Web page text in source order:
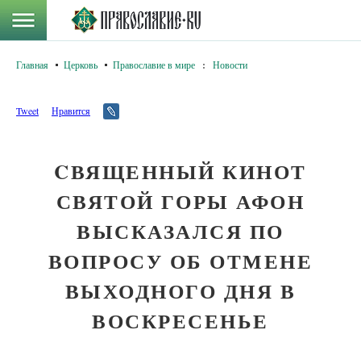
Главная Церковь Православие в мире : Новости
Tweet Нравится
CВЯЩЕННЫЙ КИНОТ
СВЯТОЙ ГОРЫ АФОН
ВЫСКАЗАЛСЯ ПО
ВОПРОСУ ОБ ОТМЕНЕ
ВЫХОДНОГО ДНЯ В
ВОСКРЕСЕНЬЕ